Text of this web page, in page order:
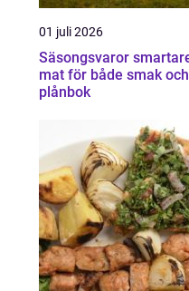
01 juli 2026
Säsongsvaror smartare
mat för både smak och
plånbok